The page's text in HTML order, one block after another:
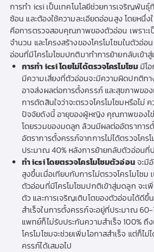
การทำ icsi เป็นเทคโนโลยีช่วยการเจริญพัน
ซ้อน และต้องใช้ความละเอียดอ่อนสูง โดยหนึ่
คือการตรวจสอบคุณภาพของตัวอ่อน เพราะเ
จำนวน และโครงสร้างของโครโมโซมในตัวอ่
อ่อนที่มีโครโมโซมปกติมาทำการย้ายกลับเข้า
การทำ icsi โดยไม่ได้ตรวจโครโมโซมมีโอ
มีความเสี่ยงที่ตัวอ่อนจะมีความผิดปกติท
อาจส่งผลต่อการตั้งครรภ์ และสุขภาพขอ
การตัดสินใจว่าจะตรวจโครโมโซมหรือไม่
ปัจจัยดังนี้ อายุของผู้หญิง คุณภาพของไ
โดยรวมของมดลูก ล้วนมีผลต่ออัตราการ
อัตราการตั้งครรภ์จากการไม่ได้ตรวจโคร
ประมาณ 40% หลังการย้ายกลับตัวอ่อนที่
ทำ icsi โดยตรวจโครโมโซมตัวอ่อนจะมี
สูงขึ้นเมื่อเทียบกับการไม่ตรวจโครโมโซม
ตัวอ่อนที่มีโครโมโซมปกติเข้าสู่มดลูก จะเ
ตัว และการเจริญเติบโตของตัวอ่อนได้ดีขึ้
สำเร็จในการตั้งครรภ์จะอยู่ที่ประมาณ
แพทย์ก็ไม่รับประกันความสำเร็จ 100% ถึ
โครโมโซมจะช่วยเพิ่มโอกาสสำเร็จ แต่ก็ไม่
ครรภ์ได้เสมอไป